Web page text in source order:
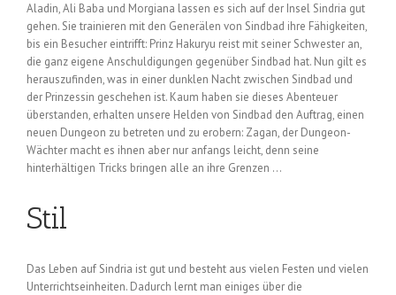
Aladin, Ali Baba und Morgiana lassen es sich auf der Insel Sindria gut
gehen. Sie trainieren mit den Generälen von Sindbad ihre Fähigkeiten,
bis ein Besucher eintrifft: Prinz Hakuryu reist mit seiner Schwester an,
die ganz eigene Anschuldigungen gegenüber Sindbad hat. Nun gilt es
herauszufinden, was in einer dunklen Nacht zwischen Sindbad und
der Prinzessin geschehen ist. Kaum haben sie dieses Abenteuer
überstanden, erhalten unsere Helden von Sindbad den Auftrag, einen
neuen Dungeon zu betreten und zu erobern: Zagan, der Dungeon-
Wächter macht es ihnen aber nur anfangs leicht, denn seine
hinterhältigen Tricks bringen alle an ihre Grenzen …
Stil
Das Leben auf Sindria ist gut und besteht aus vielen Festen und vielen
Unterrichtseinheiten. Dadurch lernt man einiges über die